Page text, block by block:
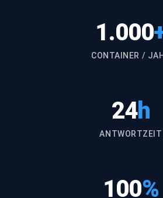
1.000
CONTAINER /
24h
ANTWORTZEIT
100%